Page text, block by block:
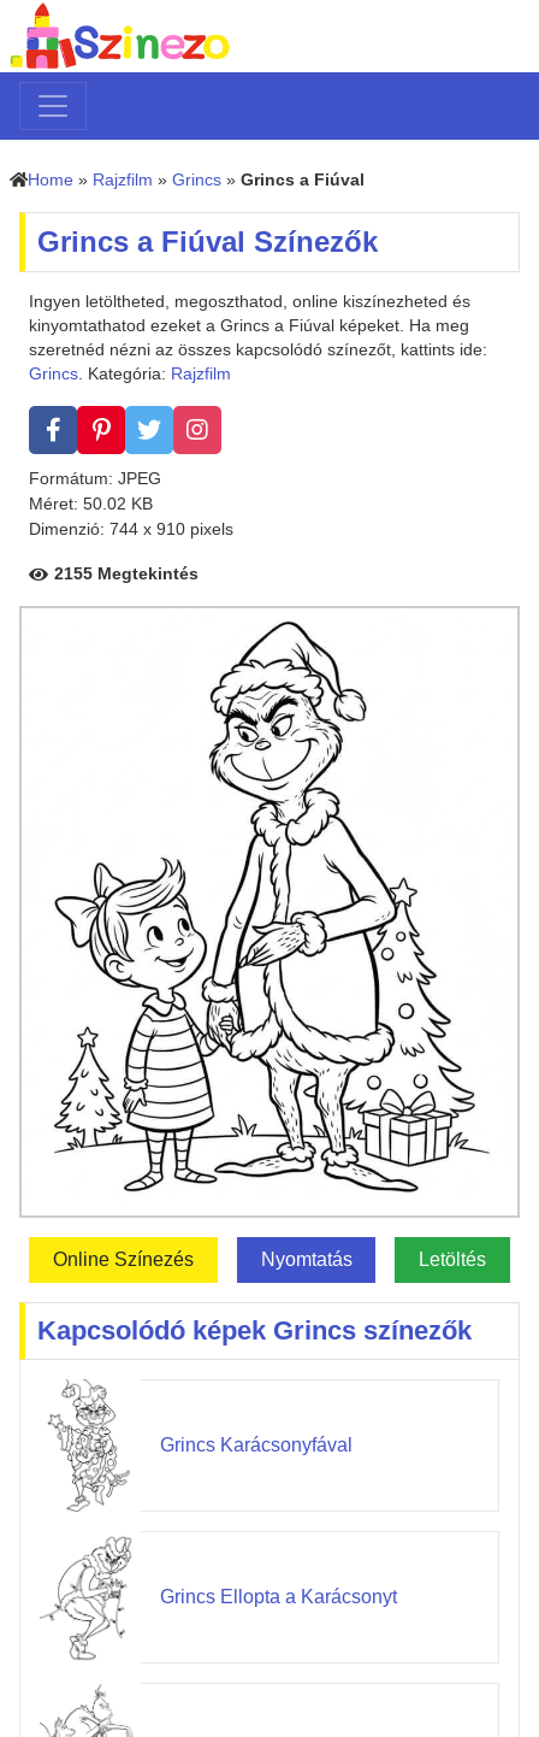
Home » Rajzfilm » Grincs » Grincs a Fiúval
Grincs a Fiúval Színezők
Ingyen letöltheted, megoszthatod, online kiszínezheted és
kinyomtathatod ezeket a Grincs a Fiúval képeket. Ha meg
szeretnéd nézni az összes kapcsolódó színezőt, kattints ide:
Grincs. Kategória: Rajzfilm
Formátum: JPEG
Méret: 50.02 KB
Dimenzió: 744 x 910 pixels
2155 Megtekintés
Online Színezés Nyomtatás Letöltés
Kapcsolódó képek Grincs színezők
Grincs Karácsonyfával
Grincs Ellopta a Karácsonyt